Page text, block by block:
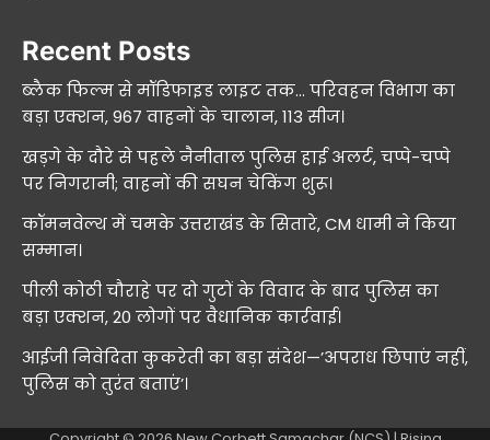
Recent Posts
ब्लैक फिल्म से मॉडिफाइड लाइट तक… परिवहन विभाग का
बड़ा एक्शन, 967 वाहनों के चालान, 113 सीज।
खड़गे के दौरे से पहले नैनीताल पुलिस हाई अलर्ट, चप्पे-चप्पे
पर निगरानी; वाहनों की सघन चेकिंग शुरू।
कॉमनवेल्थ में चमके उत्तराखंड के सितारे, CM धामी ने किया
सम्मान।
पीली कोठी चौराहे पर दो गुटों के विवाद के बाद पुलिस का
बड़ा एक्शन, 20 लोगों पर वैधानिक कार्रवाई।
आईजी निवेदिता कुकरेती का बड़ा संदेश—’अपराध छिपाएं नहीं,
पुलिस को तुरंत बताएं’।